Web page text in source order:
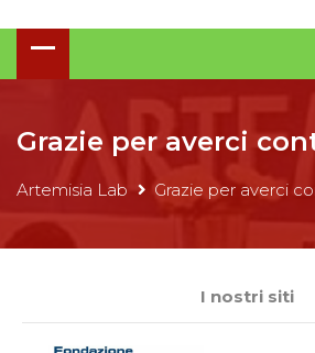
Grazie per averci
Artemisia Lab Grazie per averci
I nostri siti